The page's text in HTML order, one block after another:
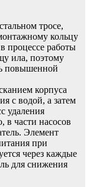
тросе,
кольцу
процессе работы
ила, поэтому
повышенной
корпуса
с водой, а затем
удаления
в части насосов
Элемент
при
через каждые
для снижения